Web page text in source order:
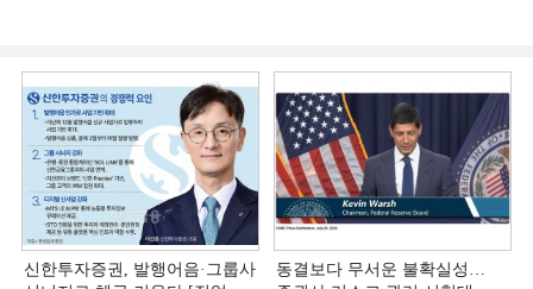
신한투자증권, 발행어음·그룹사
동결보다 무서운 불확실성…